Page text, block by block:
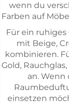
wenn du
Farben auf
Für ein
mit Beige,
kombinieren.
Gold,
an. Wenn
einsetzen